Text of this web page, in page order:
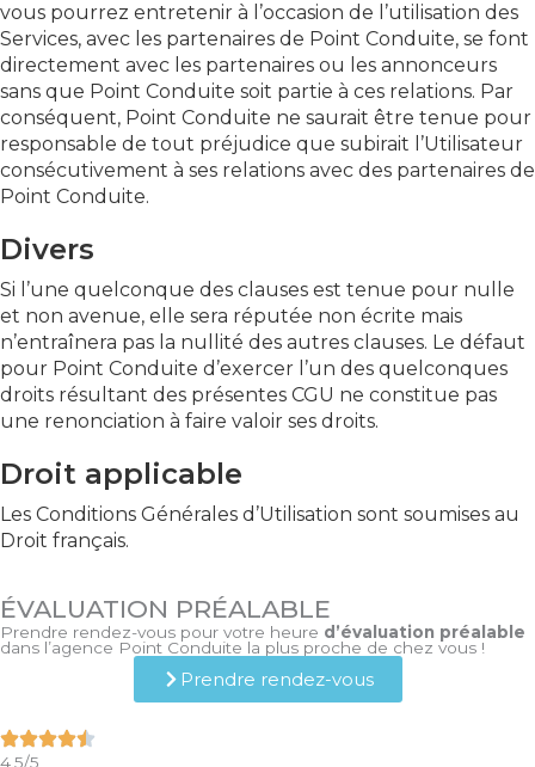
vous pourrez entretenir à l’occasion de l’utilisation des
Services, avec les partenaires de Point Conduite, se font
directement avec les partenaires ou les annonceurs
sans que Point Conduite soit partie à ces relations. Par
conséquent, Point Conduite ne saurait être tenue pour
responsable de tout préjudice que subirait l’Utilisateur
consécutivement à ses relations avec des partenaires de
Point Conduite.
Divers
Si l’une quelconque des clauses est tenue pour nulle
et non avenue, elle sera réputée non écrite mais
n’entraînera pas la nullité des autres clauses. Le défaut
pour Point Conduite d’exercer l’un des quelconques
droits résultant des présentes CGU ne constitue pas
une renonciation à faire valoir ses droits.
Droit applicable
Les Conditions Générales d’Utilisation sont soumises au
Droit français.
ÉVALUATION PRÉALABLE
Prendre rendez-vous pour votre heure d’évaluation préalable
dans l’agence Point Conduite la plus proche de chez vous !
Prendre rendez-vous
4,5/5